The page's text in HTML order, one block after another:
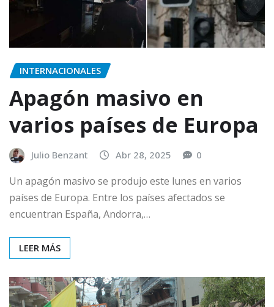
INTERNACIONALES
Apagón masivo en
varios países de Europa
Julio Benzant Abr 28, 2025 0
Un apagón masivo se produjo este lunes en varios
países de Europa. Entre los países afectados se
encuentran España, Andorra,…
LEER MÁS